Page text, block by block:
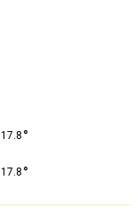
17.8 °
17.8 °